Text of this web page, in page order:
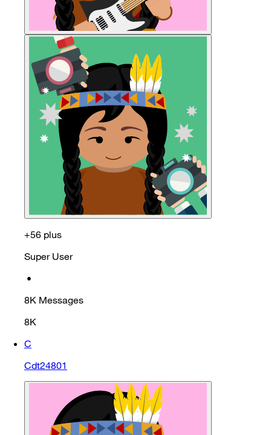
+56 plus
Super User
•
8K Messages
8K
C
Cdt24801